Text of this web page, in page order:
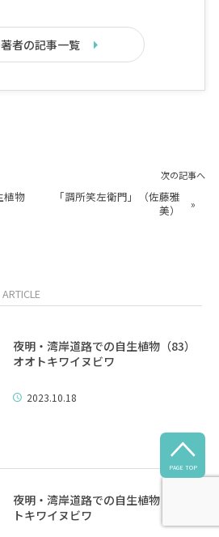
者の記事一覧
植物
次の記事へ
「調所笑左衛門」（佐藤雅
美）
»
夜明・湾岸道路での自生植物（83）
オオトキワイヌビワ
2023.10.18
夜明・湾岸道路での自生植物（84）
トキワイヌビワ

PAGE TOP